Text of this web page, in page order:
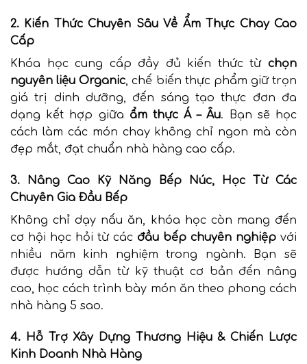
2. Kiến Thức Chuyên Sâu Về Ẩm Thực Chay Cao
Cấp
Khóa học cung cấp đầy đủ kiến thức từ chọn
nguyên liệu Organic, chế biến thực phẩm giữ trọn
giá trị dinh dưỡng, đến sáng tạo thực đơn đa
dạng kết hợp giữa ẩm thực Á – Âu. Bạn sẽ học
cách làm các món chay không chỉ ngon mà còn
đẹp mắt, đạt chuẩn nhà hàng cao cấp.
3. Nâng Cao Kỹ Năng Bếp Núc, Học Từ Các
Chuyên Gia Đầu Bếp
Không chỉ dạy nấu ăn, khóa học còn mang đến
cơ hội học hỏi từ các đầu bếp chuyên nghiệp với
nhiều năm kinh nghiệm trong ngành. Bạn sẽ
được hướng dẫn từ kỹ thuật cơ bản đến nâng
cao, học cách trình bày món ăn theo phong cách
nhà hàng 5 sao.
4. Hỗ Trợ Xây Dựng Thương Hiệu & Chiến Lược
Kinh Doanh Nhà Hàng